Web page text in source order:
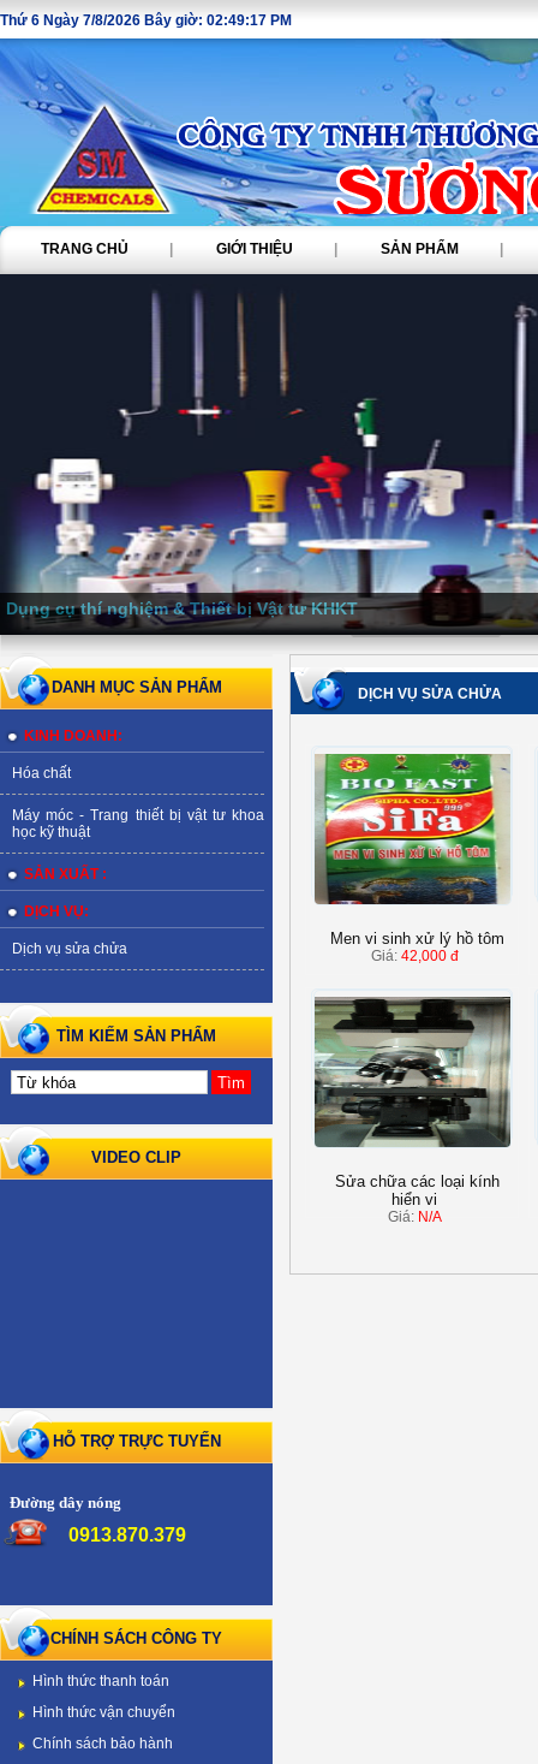
Thứ 6 Ngày 7/8/2026 Bây giờ: 02:49:17 PM
TRANG CHỦ GIỚI THIỆU SẢN PHẨM
Hóa chất thí nghiệm
DANH MỤC SẢN PHẨM
KINH DOANH:
Hóa chất
Máy móc - Trang thiết bị vật tư khoa
học kỹ thuật
SẢN XUẤT :
DỊCH VỤ:
Dịch vụ sửa chửa
TÌM KIẾM SẢN PHẨM
VIDEO CLIP
HỖ TRỢ TRỰC TUYẾN
Đường dây nóng
0913.870.379
CHÍNH SÁCH CÔNG TY
Hình thức thanh toán
Hình thức vận chuyển
Chính sách bảo hành
DỊCH VỤ SỬA CHỬA
Men vi sinh xử lý hồ tôm
Giá: 42,000 đ
Sửa chữa các loại kính
hiển vi
Giá: N/A